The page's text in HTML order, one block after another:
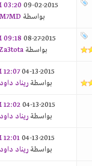
09-02-2015
03:20 PM
بواسطةM7MD
08-27-2015
09:18 PM
بواسطةZa3tota
04-13-2015
12:07 PM
بواسطةريناد داود
04-13-2015
12:02 PM
بواسطةريناد داود
04-13-2015
12:01 PM
بواسطةريناد داود